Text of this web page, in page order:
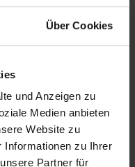
Über Cookies
und Anzeigen zu
Medien anbieten
Website zu
Informationen zu Ihrer
Partner für
Daten
finden Sie in